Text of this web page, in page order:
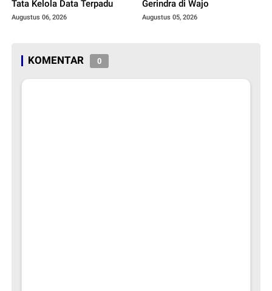
Tata Kelola Data Terpadu
Augustus 06, 2026
Gerindra di Wajo
Augustus 05, 2026
KOMENTAR 0